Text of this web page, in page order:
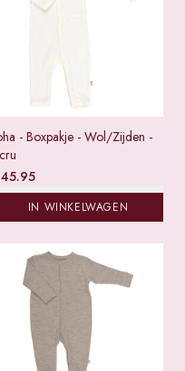
- Boxpakje - Wol/Zijden -
45.95
IN WINKELWAGEN